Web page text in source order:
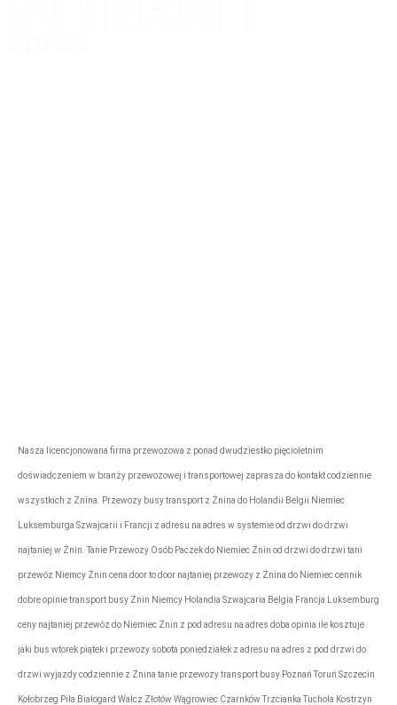
Nasza licencjonowana firma przewozowa z ponad dwudziestko pięcioletnim
doświadczeniem w branży przewozowej i transportowej zaprasza do kontakt codziennie
wszystkich z Żnina. Przewozy busy transport z Żnina do Holandii Belgii Niemiec
Luksemburga Szwajcarii i Francji z adresu na adres w systemie od drzwi do drzwi
najtaniej w Żnin. Tanie Przewozy Osób Paczek do Niemiec Żnin od drzwi do drzwi tani
przewóz Niemcy Żnin cena door to door najtaniej przewozy z Żnina do Niemiec cennik
dobre opinie transport busy Żnin Niemcy Holandia Szwajcaria Belgia Francja Luksemburg
ceny najtaniej przewóz do Niemiec Żnin z pod adresu na adres doba opinia ile kosztuje
jaki bus wtorek piątek i przewozy sobota poniedziałek z adresu na adres z pod drzwi do
drzwi wyjazdy codziennie z Żnina tanie przewozy transport busy Poznań Toruń Szczecin
Kołobrzeg Piła Białogard Wałcz Złotów Wągrowiec Czarnków Trzcianka Tuchola Kostrzyn